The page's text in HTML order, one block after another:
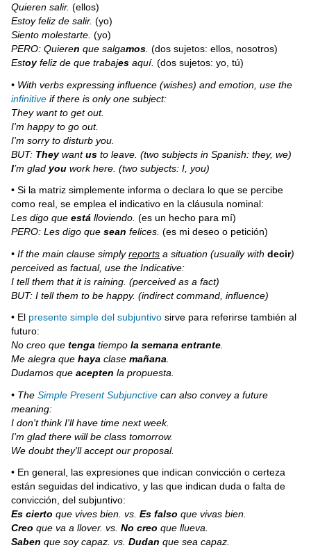
Quieren salir. (ellos)
Estoy feliz de salir. (yo)
Siento molestarte. (yo)
PERO: Quieren que salgamos (dos sujetos: ellos, nosotros)
Estoyfeliz de que trabajes aquí. (dos sujetos: yo, tú)
• With verbs expressing influence (wishes) and emotion, use the
infinitive if there is only one subject:
They want to get out.
I'm happy to go out.
I'm sorry to disturb you.
BUT: Theywantus to leave. (two subjects in Spanish: they, we)
I’m glad you work here. (two subjects: I, you)
• Si la matriz simplemente informa o declara lo que se percibe
como real, se emplea el indicativo en la cláusula nominal:
Les digo queestá lloviendo. (es un hecho para mí)
PERO: Les digo quesean felices. (es mi deseo o petición)
• If the main clause simplyreports a situation (usually withdecir)
perceived as factual, use the Indicative:
I tell them that it is raining. (perceived as a fact)
BUT: I tell them to be happy. (indirect command, influence)
• El presente simple del subjuntivo sirve para referirse también al
futuro:
No creo quetenga tiempola semana entrante
Me alegra quehaya clasemañana
Dudamos queacepten la propuesta.
• TheSimple Present Subjunctivecan also convey a future
meaning:
I don't think I'll have time next week.
I'm glad there will be class tomorrow.
We doubt they'll accept our proposal.
• En general, las expresiones que indican convicción o certeza
están seguidas del indicativo, y las que indican duda o falta de
convicción, del subjuntivo:
Es cierto que vives bien. vs.Es falso que vivas bien.
Creo que va a llover. vs.No creo que llueva.
Saben que soy capaz. vs.Dudan que sea capaz.